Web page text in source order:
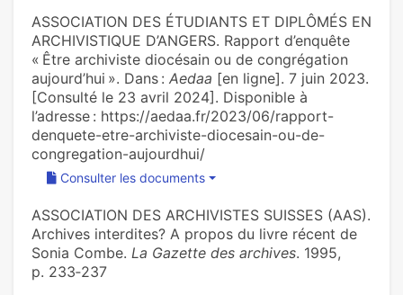
ASSOCIATION DES ÉTUDIANTS ET DIPLÔMÉS EN
ARCHIVISTIQUE D’ANGERS. Rapport d’enquête
« Être archiviste diocésain ou de congrégation
aujourd’hui ». Dans : Aedaa [en ligne]. 7 juin 2023.
[Consulté le 23 avril 2024]. Disponible à
l’adresse : https://aedaa.fr/2023/06/rapport-
denquete-etre-archiviste-diocesain-ou-de-
congregation-aujourdhui/
Consulter les documents
ASSOCIATION DES ARCHIVISTES SUISSES (AAS).
Archives interdites? A propos du livre récent de
Sonia Combe. La Gazette des archives. 1995,
p. 233‑237